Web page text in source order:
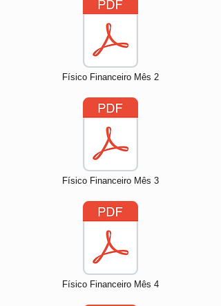
Físico Financeiro Mês 2
Físico Financeiro Mês 3
Físico Financeiro Mês 4